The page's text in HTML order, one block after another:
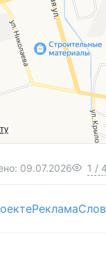
09.07.2026 1 / 4
Реклама